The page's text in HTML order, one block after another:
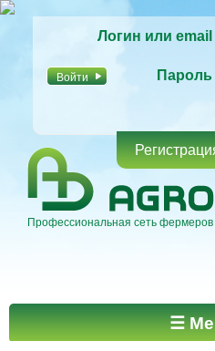
основному
Логин или email
Пароль
Профессиональная сеть
Главное меню ☰